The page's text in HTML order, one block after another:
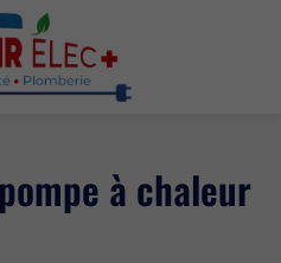
à chaleur